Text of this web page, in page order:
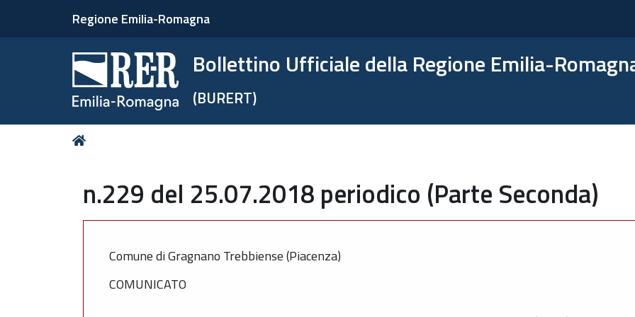
Regione Emilia-Romagna
Bollettino Ufficiale della Regione Emilia-
(BURERT)
Tu
n.229 del 25.07.2018 periodico (Parte Seconda)
Comune di Gragnano Trebbiense (Piacenza)
COMUNICATO